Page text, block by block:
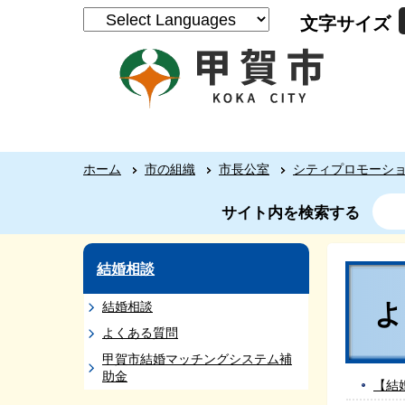
文字サイズ
ホーム 市の組織 市長公室 シティプロモーシ
サイト内を検索する
結婚相談
結婚相談
よくある質問
甲賀市結婚マッチングシステム補
助金
【